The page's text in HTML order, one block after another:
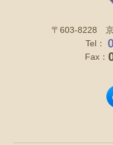
〒603-8228 京
Tel：
Fax：